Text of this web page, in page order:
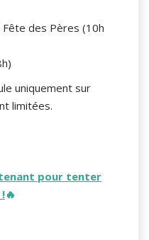
Fête des Pères (10h
uniquement sur
limitées.
pour tenter
🔥